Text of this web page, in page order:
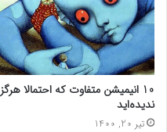
10 انیمیشن متفاوت که احتمالا هرگز
ندیده‌اید
تیر 20, 1400